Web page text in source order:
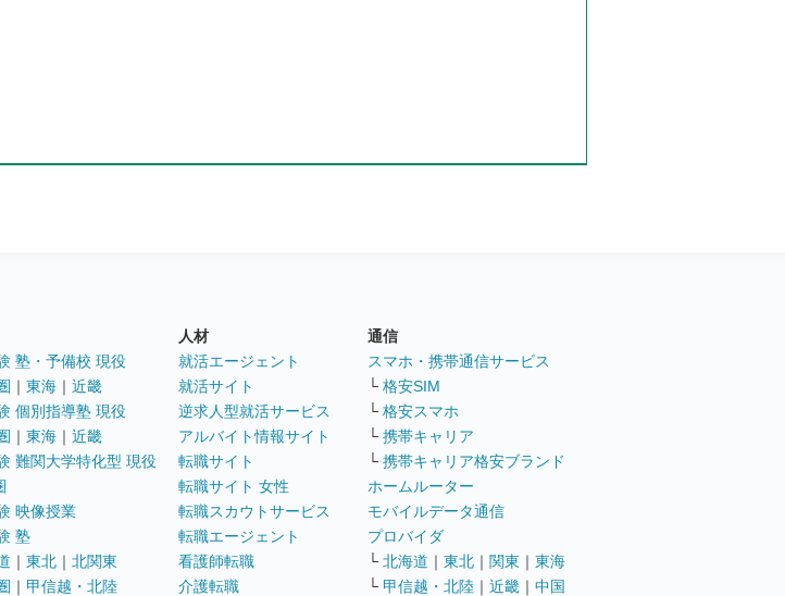
塾・予備校 現役
｜ 東海 ｜ 近畿
個別指導塾 現役
｜ 東海 ｜ 近畿
難関大学特化型 現役
映像授業
塾
｜ 東北 ｜ 北関東
｜ 甲信越・北陸
人材
就活エージェント
就活サイト
逆求人型就活サービス
アルバイト情報サイト
転職サイト
転職サイト 女性
転職スカウトサービス
転職エージェント
看護師転職
介護転職
通信
スマホ・携帯通信サービス
└ 格安SIM
└ 格安スマホ
└ 携帯キャリア
└ 携帯キャリア格安ブランド
ホームルーター
モバイルデータ通信
プロバイダ
└ 北海道 ｜ 東北 ｜ 関東 ｜ 東海
└ 甲信越・北陸 ｜ 近畿 ｜ 中国